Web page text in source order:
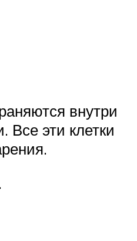
внутри
Все эти клетки